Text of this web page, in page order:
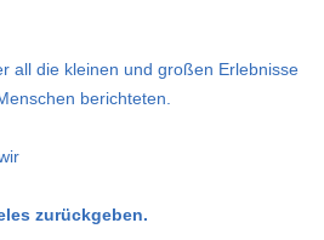
all die kleinen und großen Erlebnisse
berichteten.
zurückgeben.